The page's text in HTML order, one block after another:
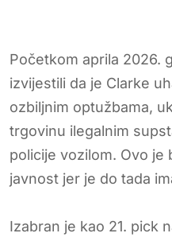
Početkom aprila 2026.
izvijestili da je Clarke
ozbiljnim optužbama,
trgovinu ilegalnim
policije vozilom. Ovo je
javnost jer je do tada
Izabran je kao 21. pick